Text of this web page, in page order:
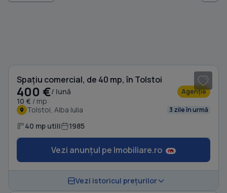
Spațiu comercial, de 40 mp, în Tolstoi
400 €/ lună
10 € / mp
Agenție
Tolstoi, Alba Iulia 3 zile în urmă
40 mp utili 1985
Vezi anunțul pe Imobiliare.ro
Vezi istoricul prețurilor